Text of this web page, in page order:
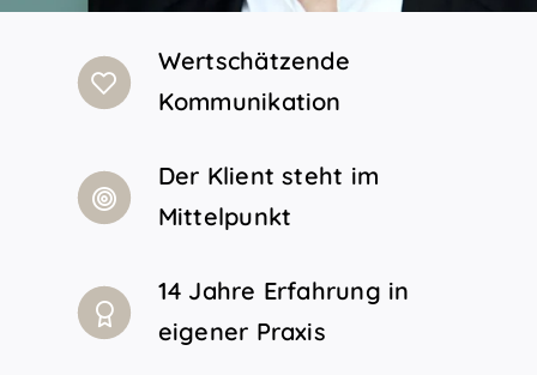
Wertschätzende
Kommunikation
Der Klient steht im
Mittelpunkt
14 Jahre Erfahrung in
eigener Praxis